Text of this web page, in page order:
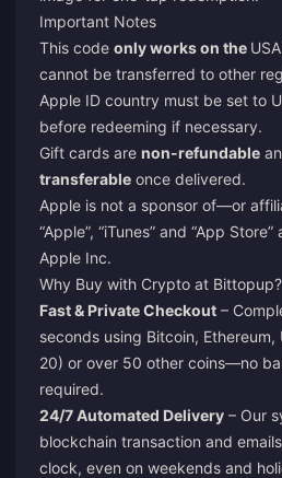
Important Notes
This code only works on the USA
cannot be transferred to other
Apple ID country must be set to
before redeeming if necessary.
Gift cards are non-refundable
transferable once delivered.
Apple is not a sponsor of—or
“Apple”, “iTunes” and “App
Apple Inc.
Why Buy with Crypto at Bittopup?
Fast & Private Checkout –
seconds using Bitcoin, Ethereum,
20) or over 50 other coins—no
required.
24/7 Automated Delivery – Our
blockchain transaction and
clock, even on weekends and